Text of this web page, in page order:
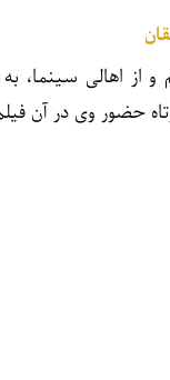
از اهالی سینما،
حضور وی در آن